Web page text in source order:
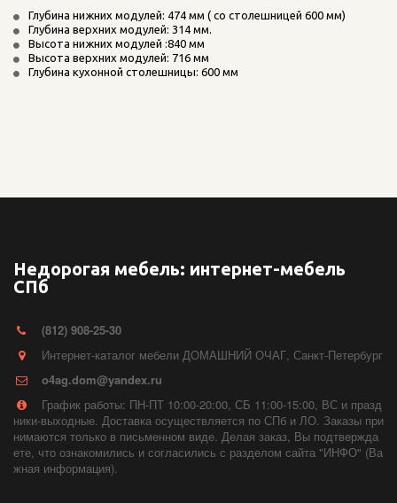
Глубина нижних модулей: 474 мм ( со столешницей 600 мм)
Глубина верхних модулей: 314 мм.
Высота нижних модулей :840 мм
Высота верхних модулей: 716 мм
Глубина кухонной столешницы: 600 мм
Недорогая мебель: интернет-мебель
СПб
(812) 908-25-30
Интернет-каталог мебели ДОМАШНИЙ ОЧАГ, Санкт-Петербург
o4ag.dom@yandex.ru
График работы: ПН-ПТ 10:00-20:00, СБ 11:00-15:00, ВС и празд
ники-выходные. Доставка осуществляется по СПб и ЛО. Заказы при
нимаются только в письменном виде. Делая заказ, Вы подтвержда
ете, что ознакомились и согласились с разделом сайта "ИНФО" (Ва
жная информация).